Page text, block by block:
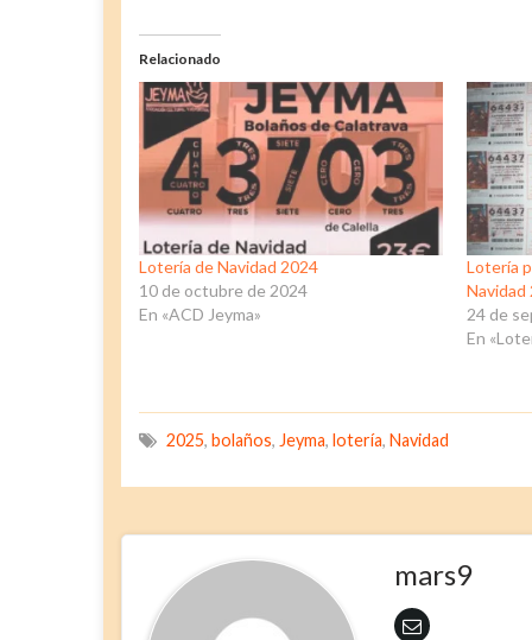
Relacionado
Lotería de Navidad 2024
10 de octubre de 2024
En «ACD Jeyma»
Lotería
Navidad
24 de
En
2025, bolaños, Jeyma, lotería, Navidad
mars9